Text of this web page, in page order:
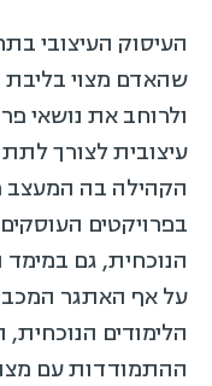
העיסוק העיצובי
שהאדם מצוי בליבת
ולרוחב את נושאי
עיצובית לצורך
הקהילה בה המעצב
בפרויקטים
הנוכחית, גם במימד
על אף האתגר
הלימודים
ההתמודדות עם